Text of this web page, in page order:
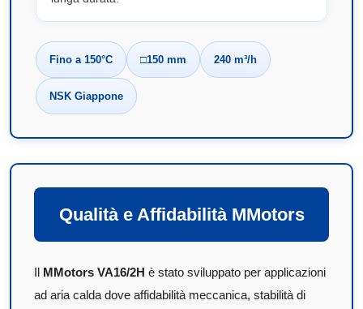
Fino a 150°C □150 mm 240 m³/h
NSK Giappone
Qualità e Affidabilità MMotors
Il MMotors VA16/2H è stato sviluppato per applicazioni
ad aria calda dove affidabilità meccanica, stabilità di